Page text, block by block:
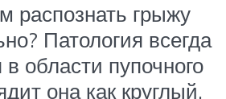
распознать грыжу
Патология всегда
в области пупочного
она как круглый,